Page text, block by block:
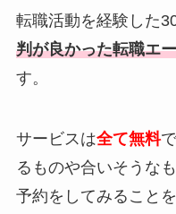
転職活動を経験した
判が良かった転職エ
す。
サービスは全て無料
るものや合いそうな
予約をしてみること